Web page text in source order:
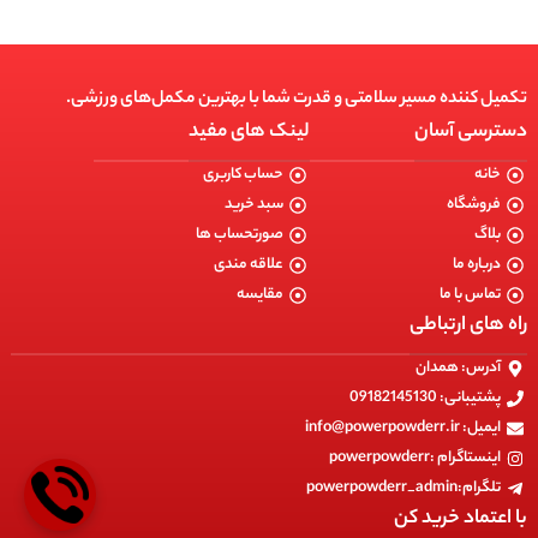
تکمیل کننده مسیر سلامتی و قدرت شما با بهترین مکمل‌های ورزشی.
دسترسی آسان
خانه
فروشگاه
بلاگ
درباره ما
تماس با ما
لینک های مفید
حساب کاربری
سبد خرید
صورتحساب ها
علاقه مندی
مقایسه
راه های ارتباطی
آدرس: همدان
پشتیبانی: 09182145130
ایمیل: info@powerpowderr.ir
اینستاگرام :powerpowderr
تلگرام:powerpowderr_admin
با اعتماد خرید کن